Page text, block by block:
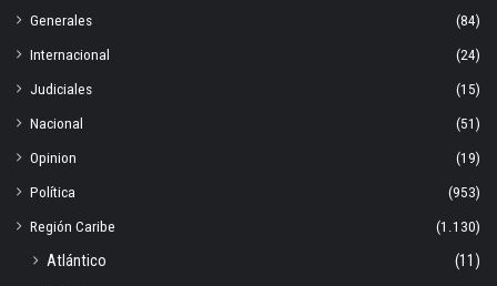
Generales
(84)
Internacional
(24)
Judiciales
(15)
Nacional
(51)
Opinion
(19)
Política
(953)
Región Caribe
(1.130)
Atlántico
(11)